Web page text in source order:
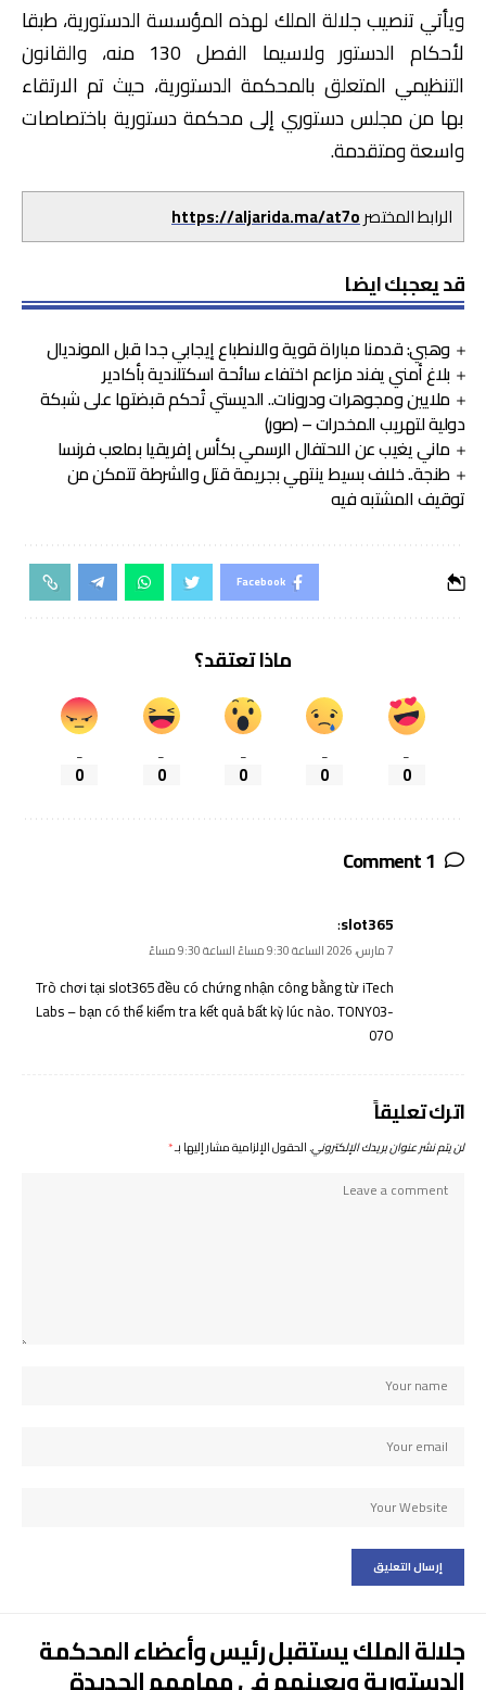
ويأتي تنصيب جلالة الملك لهذه المؤسسة الدستورية، طبقا
لأحكام الدستور ولاسيما الفصل 130 منه، والقانون
التنظيمي المتعلق بالمحكمة الدستورية، حيث تم الارتقاء
بها من مجلس دستوري إلى محكمة دستورية باختصاصات
واسعة ومتقدمة.
الرابط المختصرhttps://aljarida.ma/at7o
قد يعجبك ايضا
وهبي: قدمنا مباراة قوية والانطباع إيجابي جدا قبل المونديال
بلاغ أمني يفند مزاعم اختفاء سائحة اسكتلندية بأكادير
ملايين ومجوهرات ودرونات.. الديستي تُحكم قبضتها على شبكة
دولية لتهريب المخدرات – (صور)
ماني يغيب عن الاحتفال الرسمي بكأس إفريقيا بملعب فرنسا
طنجة.. خلاف بسيط ينتهي بجريمة قتل والشرطة تتمكن من
توقيف المشتبه فيه
Facebook
ماذا تعتقد؟
_
0
_
0
_
0
_
0
_
0
1 Comment
slot365
:
7 مارس، 2026 الساعة 9:30 مساءً الساعة 9:30 مساءً
Trò chơi tại slot365đều có chứng nhận công bằng từ iTech
Labs – bạn có thể kiểm tra kết quả bất kỳ lúc nào. TONY03-
07O
اترك تعليقاً
لن يتم نشر عنوان بريدك الإلكتروني.الحقول الإلزامية مشار إليها بـ*
جلالة الملك يستقبل رئيس وأعضاء المحكمة